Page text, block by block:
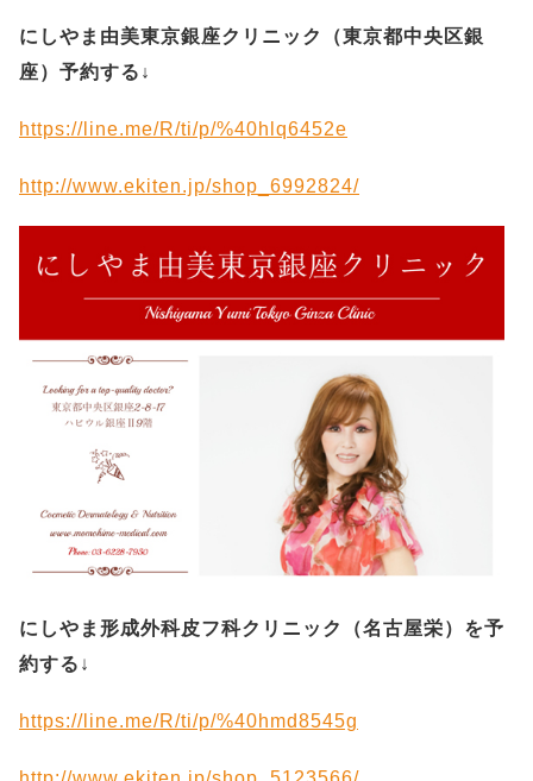
にしやま由美東京銀座クリニック（東京都中央区銀
座）予約する ↓
https://line.me/R/ti/p/%40hlq6452e
http://www.ekiten.jp/shop_6992824/
にしやま形成外科皮フ科クリニック（名古屋栄）を予
約する ↓
https://line.me/R/ti/p/%40hmd8545g